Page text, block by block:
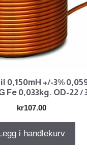
0,150mH +/-3%
Fe 0,033kg. OD-22 /
kr107.00
i handlekurv